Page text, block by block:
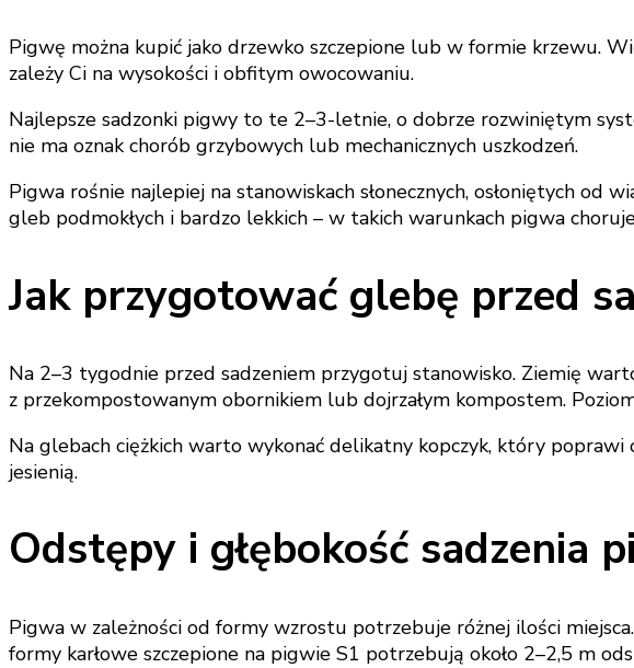
Pigwę można kupić jako drzewko szczepione lub w formie krzewu.
zależy Ci na wysokości i obfitym owocowaniu.
Najlepsze sadzonki pigwy to te 2–3-letnie, o dobrze rozwiniętym
nie ma oznak chorób grzybowych lub mechanicznych uszkodzeń.
Pigwa rośnie najlepiej na stanowiskach słonecznych, osłoniętych od
gleb podmokłych i bardzo lekkich – w takich warunkach pigwa choruje
Jak przygotować glebę przed
Na 2–3 tygodnie przed sadzeniem przygotuj stanowisko. Ziemię
z przekompostowanym obornikiem lub dojrzałym kompostem.
Na glebach ciężkich warto wykonać delikatny kopczyk, który
jesienią.
Odstępy i głębokość sadzenia
Pigwa w zależności od formy wzrostu potrzebuje różnej ilości
formy karłowe szczepione na pigwie S1 potrzebują około 2–2,5 m